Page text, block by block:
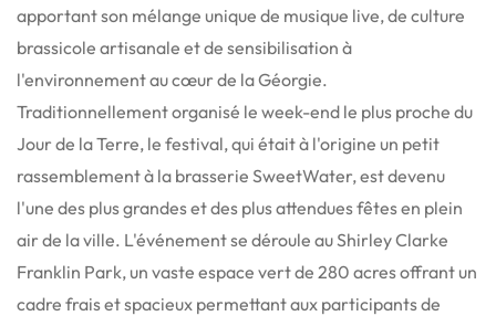
apportant son mélange unique de musique live, de culture
brassicole artisanale et de sensibilisation à
l'environnement au cœur de la Géorgie.
Traditionnellement organisé le week-end le plus proche du
Jour de la Terre, le festival, qui était à l'origine un petit
rassemblement à la brasserie SweetWater, est devenu
l'une des plus grandes et des plus attendues fêtes en plein
air de la ville. L'événement se déroule au Shirley Clarke
Franklin Park, un vaste espace vert de 280 acres offrant un
cadre frais et spacieux permettant aux participants de